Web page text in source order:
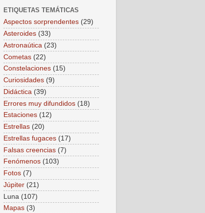
ETIQUETAS TEMÁTICAS
Aspectos sorprendentes (29)
Asteroides (33)
Astronaútica (23)
Cometas (22)
Constelaciones (15)
Curiosidades (9)
Didáctica (39)
Errores muy difundidos (18)
Estaciones (12)
Estrellas (20)
Estrellas fugaces (17)
Falsas creencias (7)
Fenómenos (103)
Fotos (7)
Júpiter (21)
Luna (107)
Mapas (3)